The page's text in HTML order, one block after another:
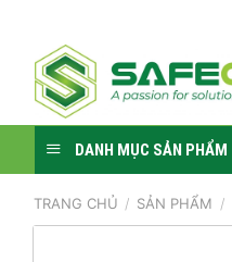
content
DANH MỤC SẢN PHẨM
TRANG CHỦ / SẢN PHẨM /